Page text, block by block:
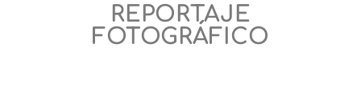
REPORTAJE
FOTOGRÁFICO